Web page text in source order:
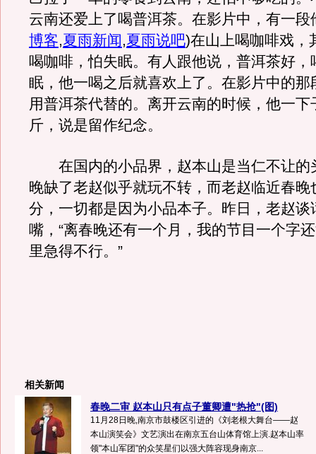
云南还爱上了喝普洱茶。在影片中，有一段
博客,夏雨新闻,夏雨说吧)在山上喝咖啡戏，
喝咖啡，怕失眠。有人跟他说，普洱茶好，
眠，他一喝之后就喜欢上了。在影片中的那
用普洱茶代替的。离开云南的时候，他一下
斤，说是留作纪念。
在国内的小品界，赵本山是当仁不让的
晚缺了老赵似乎就玩不转，而老赵临近春晚
分，一切都是因为小品本子。昨日，老赵谈
嘴，“离春晚还有一个月，我的节目一个字
里急得不行。”
相关新闻
春晚二审 赵本山只有点子董卿遭"热抢"(图)
11月28日晚,南京市鼓楼区引进的《刘老根大舞台——赵
本山演笑会》文艺演出在南京五台山体育馆上演.赵本山率
领"本山军团"的众笑星们以强大阵容现身南京...